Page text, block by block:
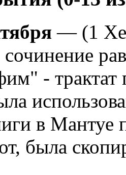
— (1
сочинение
- трактат
в Мантуе
была